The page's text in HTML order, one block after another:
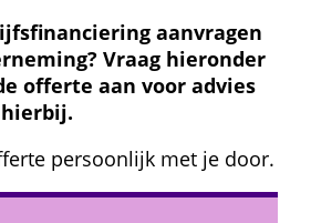
aanvragen
Vraag hieronder
offerte aan voor advies
persoonlijk met je door.